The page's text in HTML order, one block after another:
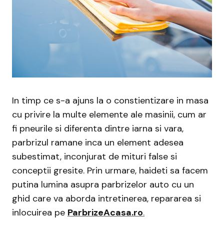
In timp ce s-a ajuns la o constientizare in masa
cu privire la multe elemente ale masinii, cum ar
fi pneurile si diferenta dintre iarna si vara,
parbrizul ramane inca un element adesea
subestimat, inconjurat de mituri false si
conceptii gresite. Prin urmare, haideti sa facem
putina lumina asupra parbrizelor auto cu un
ghid care va aborda intretinerea, repararea si
inlocuirea pe ParbrizeAcasa.ro.